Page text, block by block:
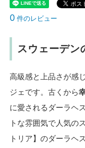
0 件のレビュー
スウェーデン
高級感と上品さが感
ジェです。古くから
に愛されるダーラヘ
トな雰囲気で人気の
トリア】のダーラヘ